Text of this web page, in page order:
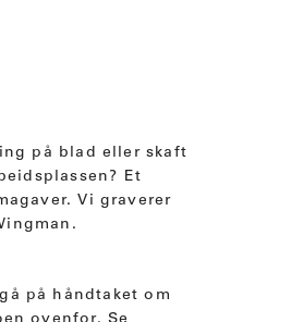
på blad eller skaft
Et
Vi graverer
på håndtaket om